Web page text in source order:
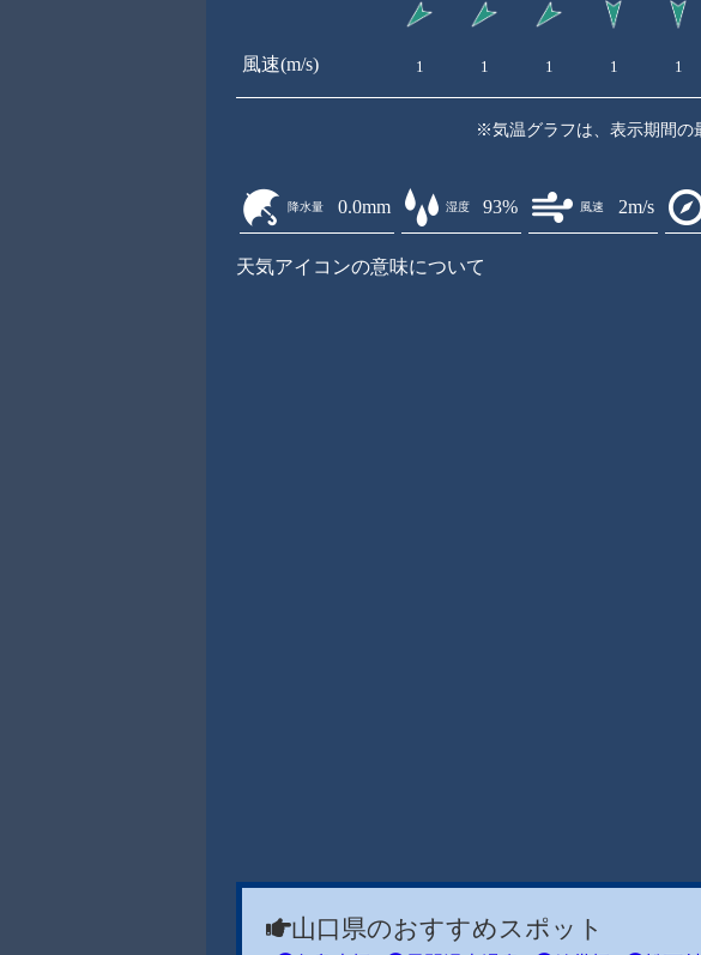
風速(m/s) 1 1 1 1 1
※気温グラフは、表示期間の
降水量 0.0mm 湿度 93% 風速 2m/s
天気アイコンの意味について
山口県のおすすめスポット